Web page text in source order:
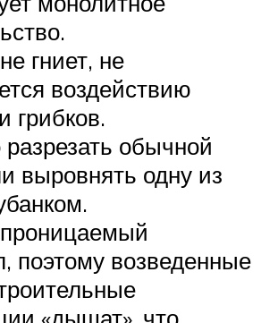
гниет, не
воздействию
грибков.
разрезать обычной
выровнять одну из
поэтому возведенные